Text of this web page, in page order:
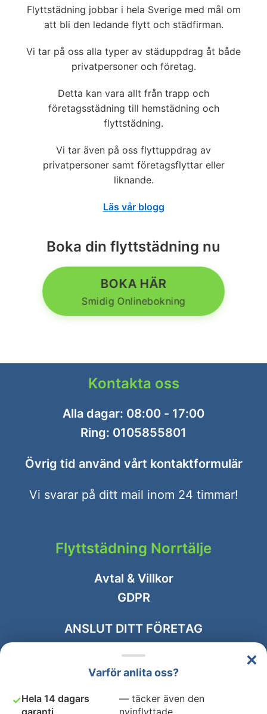
Flyttstädning jobbar i hela Sverige med mål om
att bli den ledande flytt och städfirman.
Vi tar på oss alla typer av städuppdrag åt både
privatpersoner och företag.
Detta kan vara allt från trapp och
företagsstädning till hemstädning och
flyttstädning.
Vi tar även på oss flyttuppdrag av
privatpersoner samt företagsflyttar eller
liknande.
Läs vår blogg
Boka din flyttstädning nu
BOKA HÄR
Smidig Onlinebokning
Kontakta oss
Alla dagar: 08:00 - 17:00
Ring: 0105855801
Övrig tid använd vårt kontaktformulär
Vi svarar på ditt mail inom 24 timmar!
Flyttstädning Norrtälje
Avtal & Villkor
GDPR
ANSLUT DITT FÖRETAG
×
Varför anlita oss?
✓Hela 14 dagars
garanti
— täcker även den
nyinflyttade